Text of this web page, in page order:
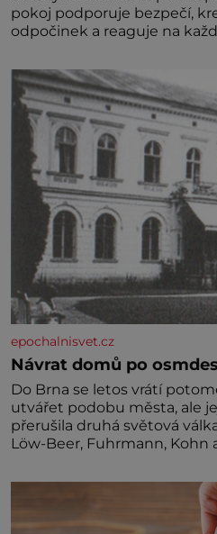
pokoj podporuje bezpečí,
odpočinek a reaguje na
jednoduchost, měkkost a
miminka měl působit
Předškolní věk je
epochalnisvet.cz
Návrat domů po
Do Brna se letos vrátí
utvářet podobu města, ale
přerušila druhá světová
Löw-Beer, Fuhrmann, Kohn
židovské kultury ŠTETL
nejsou jednoduché. Místa,
rodinných vyprávění, už